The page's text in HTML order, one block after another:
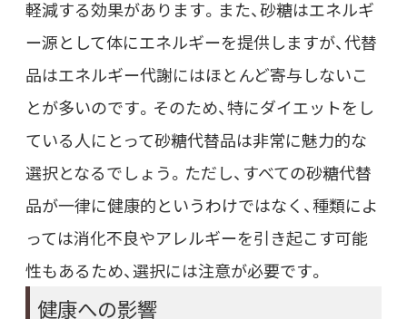
軽減する効果があります。また、砂糖はエネルギ
ー源として体にエネルギーを提供しますが、代替
品はエネルギー代謝にはほとんど寄与しないこ
とが多いのです。そのため、特にダイエットをし
ている人にとって砂糖代替品は非常に魅力的な
選択となるでしょう。ただし、すべての砂糖代替
品が一律に健康的というわけではなく、種類によ
っては消化不良やアレルギーを引き起こす可能
性もあるため、選択には注意が必要です。
健康への影響